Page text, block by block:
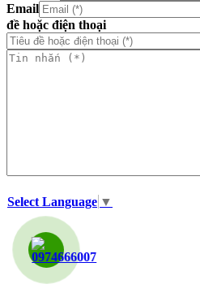
Email
đề hoặc điện thoại
Select Language ▼